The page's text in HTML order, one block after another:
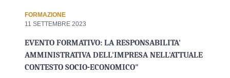
FORMAZIONE
11 SETTEMBRE 2023
EVENTO FORMATIVO: LA RESPONSABILITA'
AMMINISTRATIVA DELL'IMPRESA NELL'ATTUALE
CONTESTO SOCIO-ECONOMICO"